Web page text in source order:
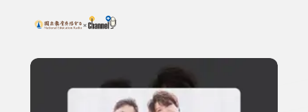
上方功能區塊
搜尋關鍵字：可輸入節目名稱、主持人或關鍵字